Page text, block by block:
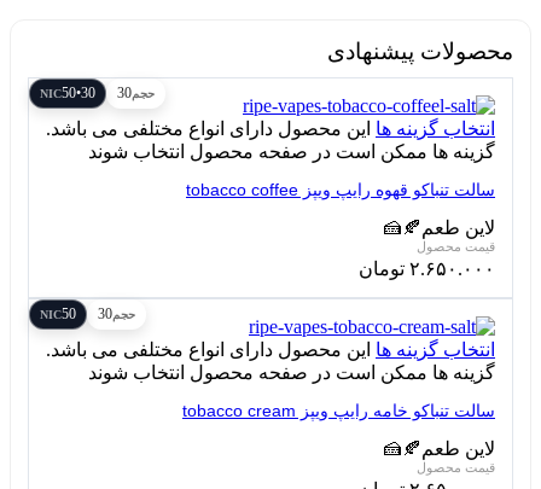
محصولات پیشنهادی
حجم30
30•50
NIC
انتخاب گزینه ها این محصول دارای انواع مختلفی می باشد.
گزینه ها ممکن است در صفحه محصول انتخاب شوند
سالت تنباکو قهوه رایپ ویپز tobacco coffee
لاین طعم 🍂
🍰
۲.۶۵۰.۰۰۰ تومان
حجم30
50
NIC
انتخاب گزینه ها این محصول دارای انواع مختلفی می باشد.
گزینه ها ممکن است در صفحه محصول انتخاب شوند
سالت تنباکو خامه رایپ ویپز tobacco cream
لاین طعم 🍂
🍰